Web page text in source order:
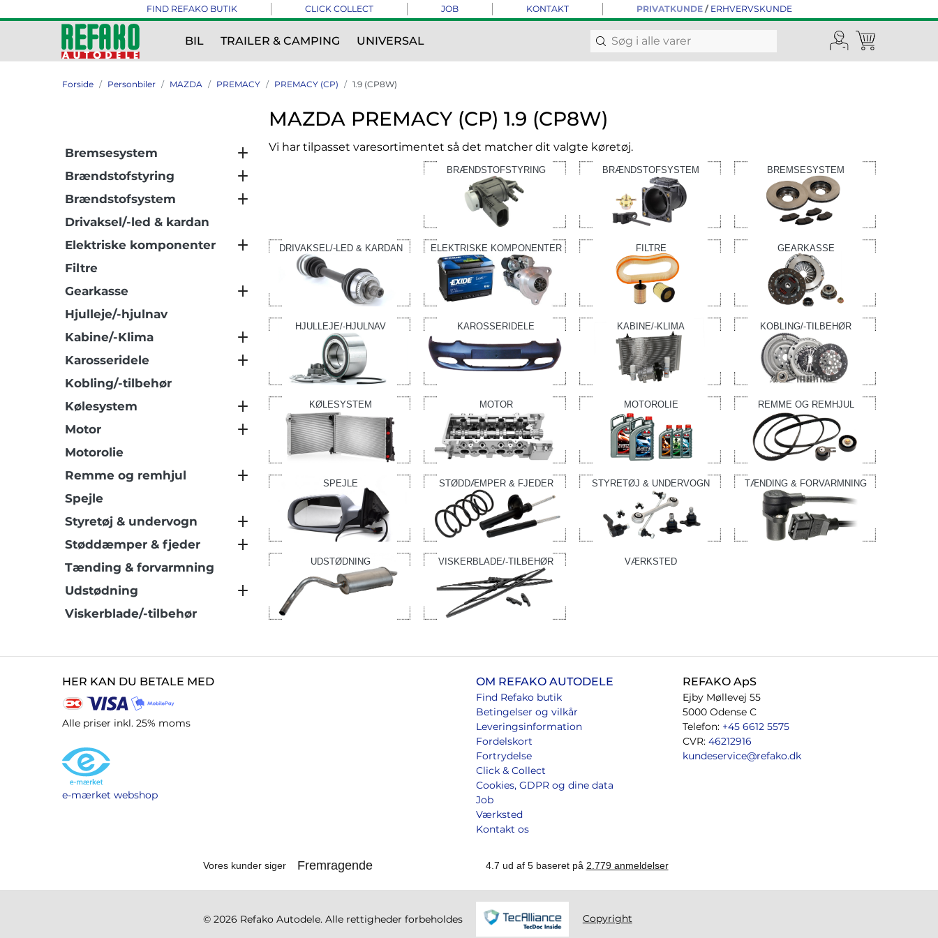
FIND REFAKO BUTIK CLICK COLLECT JOB KONTAKT PRIVATKUNDE/ ERHVERVSKUNDE
BIL TRAILER & CAMPING UNIVERSAL
Forside Personbiler MAZDA PREMACY PREMACY (CP) 1.9 (CP8W)
MAZDA PREMACY (CP) 1.9 (CP8W)
Vi har tilpasset varesortimentet så det matcher dit valgte køretøj.
BRÆNDSTOFSTYRING BRÆNDSTOFSYSTEM BREMSESYSTEM
DRIVAKSEL/-LED & KARDAN ELEKTRISKE KOMPONENTER FILTRE GEARKASSE
HJULLEJE/-HJULNAV KAROSSERIDELE KABINE/-KLIMA KOBLING/-TILBEHØR
KØLESYSTEM MOTOR MOTOROLIE REMME OG REMHJUL
SPEJLE STØDDÆMPER & FJEDER STYRETØJ & UNDERVOGN TÆNDING & FORVARMNING
UDSTØDNING VISKERBLADE/-TILBEHØR VÆRKSTED
Bremsesystem
Brændstofstyring
Brændstofsystem
Drivaksel/-led & kardan
Elektriske komponenter
Filtre
Gearkasse
Hjulleje/-hjulnav
Kabine/-Klima
Karosseridele
Kobling/-tilbehør
Kølesystem
Motor
Motorolie
Remme og remhjul
Spejle
Styretøj & undervogn
Støddæmper & fjeder
Tænding & forvarmning
Udstødning
Viskerblade/-tilbehør
HER KAN DU BETALE MED
Alle priser inkl. 25% moms
e-mærket webshop
OM REFAKO AUTODELE
Find Refako butik
Betingelser og vilkår
Leveringsinformation
Fordelskort
Fortrydelse
Click & Collect
Cookies, GDPR og dine data
Job
Værksted
Kontakt os
REFAKO ApS
Ejby Møllevej 55
5000 Odense C
Telefon: +45 6612 5575
CVR: 46212916
kundeservice@refako.dk
© 2026 Refako Autodele. Alle rettigheder forbeholdes Copyright